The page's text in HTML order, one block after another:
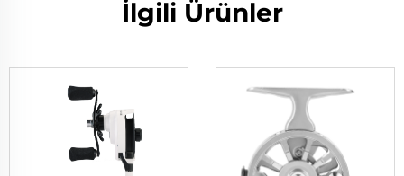
İlgili Ürünler